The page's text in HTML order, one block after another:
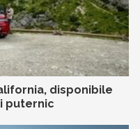
disponibile
puternic